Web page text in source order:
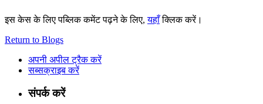
इस केस के लिए पब्लिक कमेंट पढ़ने के लिए,यहाँक्लिक करें।
Return to Blogs
अपनी अपील ट्रैक करें
सब्सक्राइब करें
संपर्क करें